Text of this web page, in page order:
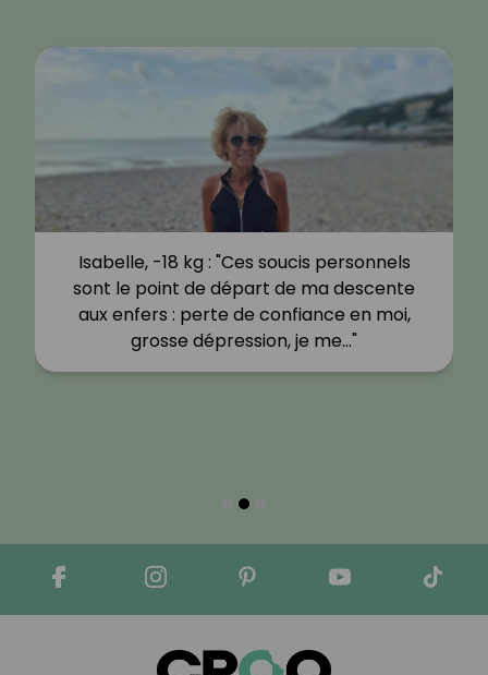
Isabelle, -18 kg : "Ces soucis personnels
sont le point de départ de ma descente
aux enfers : perte de confiance en moi,
grosse dépression, je me…"